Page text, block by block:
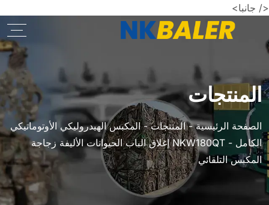
</ جانبا>
المنتجات
الصفحة الرئيسية-المنتجات-المكبس الهيدروليكي الأوتوماتيكي
الكامل -
NKW180QT إغلاق الباب الحيوانات الأليفة زجاجة
المكبس التلقائي